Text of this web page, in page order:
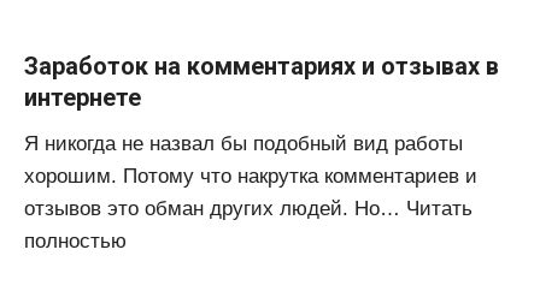
Заработок на комментариях и отзывах в
интернете
Я никогда не назвал бы подобный вид работы
хорошим. Потому что накрутка комментариев и
отзывов это обман других людей. Но… Читать
полностью